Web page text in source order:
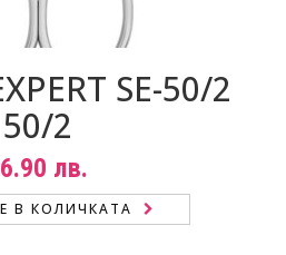
SE-50/2
50/2
лв.
В КОЛИЧКАТА